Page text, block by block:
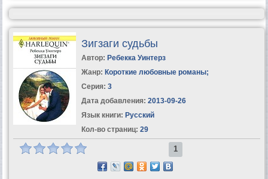
Зигзаги судьбы
Автор: Ребекка Уинтерз
Жанр: Короткие любовные романы;
Серия: 3
Дата добавления: 2013-09-26
Язык книги: Русский
Кол-во страниц: 29
1